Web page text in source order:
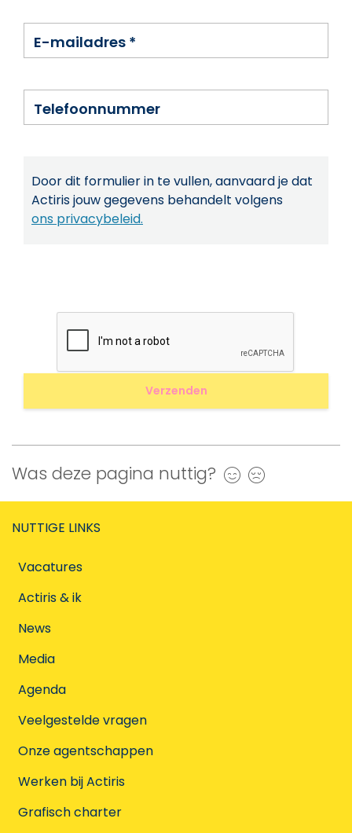
E-mailadres *
Telefoonnummer
Door dit formulier in te vullen, aanvaard je dat
Actiris jouw gegevens behandelt volgens
ons privacybeleid.
Was deze pagina nuttig? Ja
NUTTIGE LINKS
Vacatures
Actiris & ik
News
Media
Agenda
Veelgestelde vragen
Onze agentschappen
Werken bij Actiris
Grafisch charter